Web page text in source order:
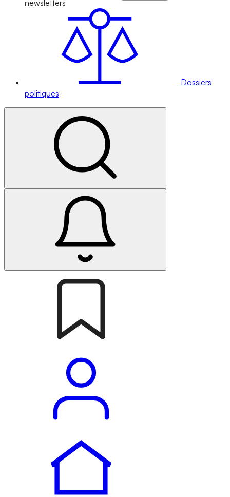
newsletters
Dossiers
politiques